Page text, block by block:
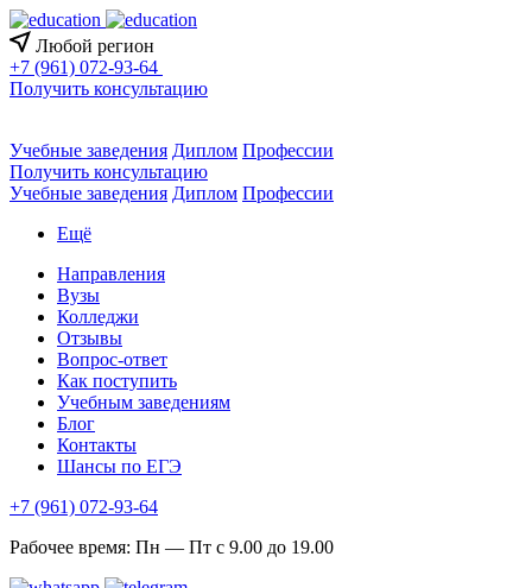
Любой регион
+7 (961) 072-93-64
Получить консультацию
Учебные заведения Диплом Профессии
Получить консультацию
Учебные заведения Диплом Профессии
Ещё
Направления
Вузы
Колледжи
Отзывы
Вопрос-ответ
Как поступить
Учебным заведениям
Блог
Контакты
Шансы по ЕГЭ
+7 (961) 072-93-64
Рабочее время: Пн — Пт с 9.00 до 19.00